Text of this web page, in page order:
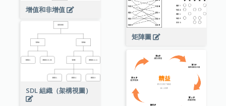
增值和非增值
矩陣圖
SDL 組織（架構視圖）